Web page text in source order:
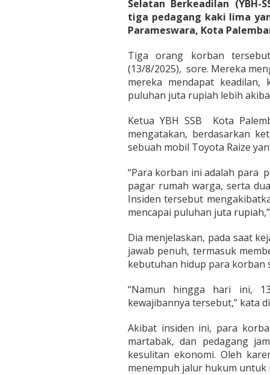
e
d
g
a
g
P
l
u
h
a
J
u
t
a
R
p
i
a
Selatan Berkeadilan (YBH-
tiga pedagang kaki lima
Parameswara, Kota
Tiga orang korban
(13/8/2025), sore. Mereka
mereka mendapat
puluhan juta rupiah lebih
Ketua YBH SSB Kota
mengatakan, berdasarkan
sebuah mobil Toyota Raize
“Para korban ini adalah para
pagar rumah warga, serta
Insiden tersebut
mencapai puluhan juta
Dia menjelaskan, pada saat
jawab penuh, termasuk
kebutuhan hidup para korban
“Namun hingga hari ini,
kewajibannya tersebut,” kata
Akibat insiden ini, para
martabak, dan pedagang
kesulitan ekonomi. Oleh
menempuh jalur hukum